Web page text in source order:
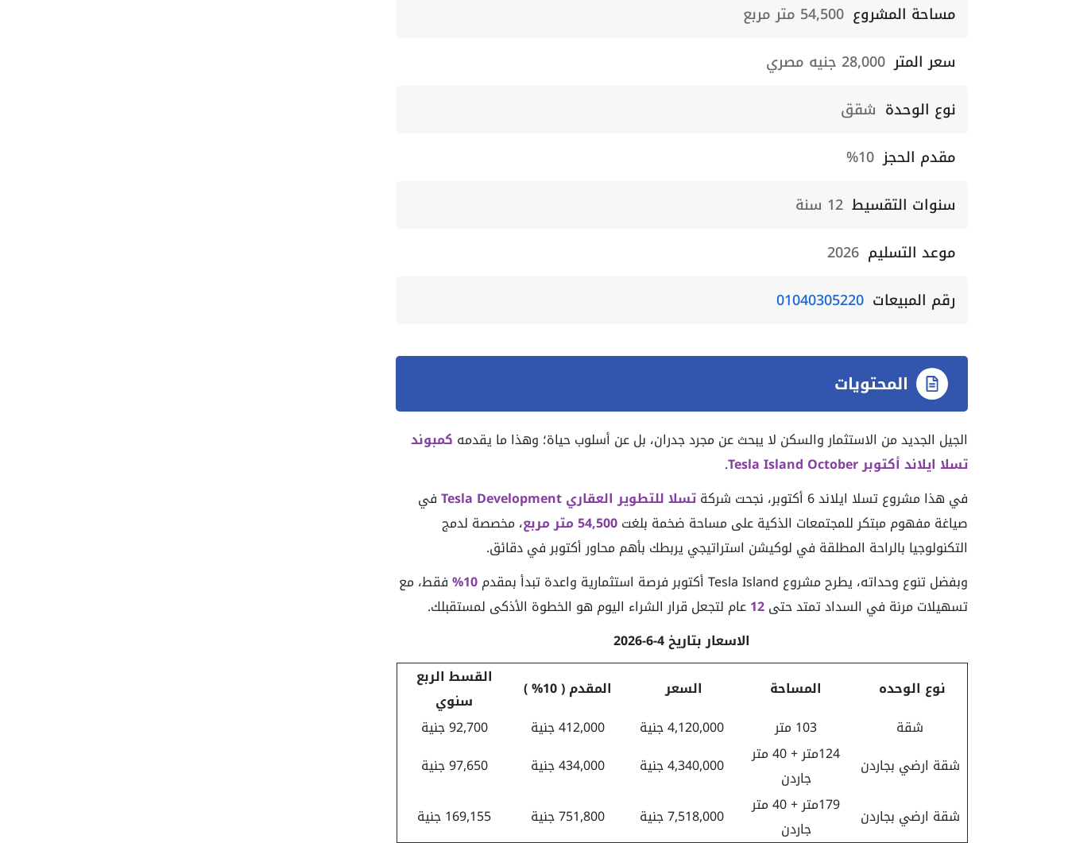
مساحة المشروع 54,500 متر مربع
سعر المتر 28,000 جنيه مصري
نوع الوحدة شقق
مقدم الحجز 10%
سنوات التقسيط 12 سنة
موعد التسليم 2026
رقم المبيعات 01040305220
المحتويات
الجيل الجديد من الاستثمار والسكن لا يبحث عن مجرد جدران، بل عن أسلوب حياة؛ وهذا ما يقدمه كمبوند
تسلا ايلاند أكتوبر Tesla Island October
.
في هذا مشروع تسلا ايلاند 6 أكتوبر، نجحت شركة
تسلا للتطوير العقاري Tesla Development
في
صياغة مفهوم مبتكر للمجتمعات الذكية على مساحة ضخمة بلغت
، مخصصة لدمج
التكنولوجيا بالراحة المطلقة في لوكيشن استراتيجي يربطك بأهم محاور أكتوبر في دقائق.
وبفضل تنوع وحداته، يطرح مشروع Tesla Island أكتوبر فرصة استثمارية واعدة تبدأ بمقدم
10%
فقط، مع
تسهيلات مرنة في السداد تمتد حتى12عام لتجعل قرار الشراء اليوم هو الخطوة الأذكى لمستقبلك.
الاسعار بتاريخ 4-6-2026
نوع الوحده
المساحة السعر المقدم ( 10% )
القسط الربع
سنوي
شقة
103 متر 4,120,000 جنية 412,000 جنية
92,700 جنية
شقة ارضي بجاردن
124متر + 40 متر
جاردن
4,340,000 جنية 434,000 جنية 97,650 جنية
شقة ارضي بجاردن
179متر + 40 متر
جاردن
7,518,000 جنية 751,800 جنية
169,155 جنية